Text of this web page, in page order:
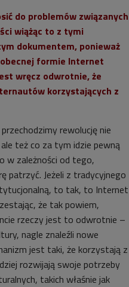
do problemów związanych
wiążąc to z tymi
dokumentem, ponieważ
formie Internet
wręcz odwrotnie, że
korzystających z
rewolucję nie
też co za tym idzie pewną
w zależności od tego,
patrzyć. Jeżeli z tradycyjnego
to tak, to Internet
że tak powiem,
rzeczy jest to odwrotnie –
nagle znaleźli nowe
jest taki, że korzystają z
rozwijają swoje potrzeby
takich właśnie jak